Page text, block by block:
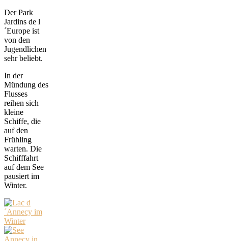
Der Park
Jardins de l
´Europe ist
von den
Jugendlichen
sehr beliebt.
In der
Mündung des
Flusses
reihen sich
kleine
Schiffe, die
auf den
Frühling
warten. Die
Schifffahrt
auf dem See
pausiert im
Winter.